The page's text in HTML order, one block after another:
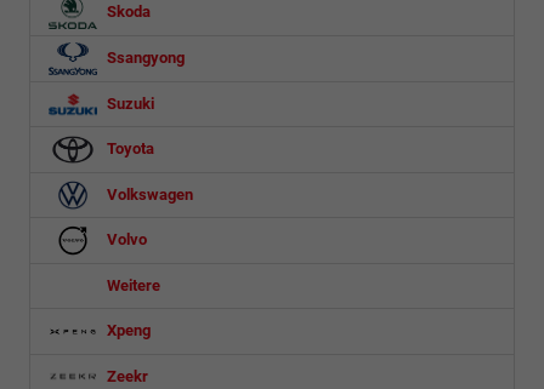
Skoda
Ssangyong
Suzuki
Toyota
Volkswagen
Volvo
Weitere
Xpeng
Zeekr